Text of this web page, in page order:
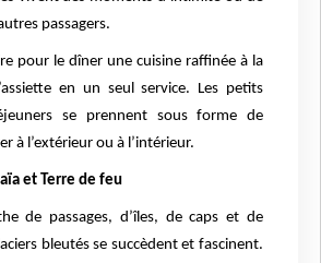
passagers.
pour le dîner une cuisine raffinée à la
en un seul service. Les petits
se prennent sous forme de
à l’extérieur ou à l’intérieur.
et Terre de feu
de passages, d’îles, de caps et de
bleutés se succèdent et fascinent.